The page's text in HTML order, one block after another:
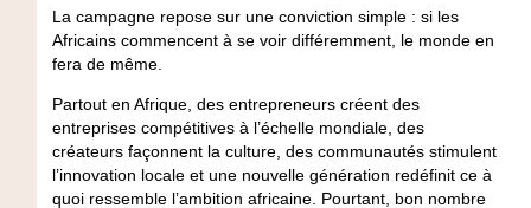
La campagne repose sur une conviction simple : si les
Africains commencent à se voir différemment, le monde en
fera de même.
Partout en Afrique, des entrepreneurs créent des
entreprises compétitives à l’échelle mondiale, des
créateurs façonnent la culture, des communautés stimulent
l’innovation locale et une nouvelle génération redéfinit ce à
quoi ressemble l’ambition africaine. Pourtant, bon nombre